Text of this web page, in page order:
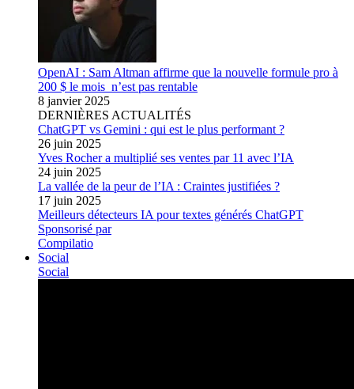
OpenAI : Sam Altman affirme que la nouvelle formule pro à
200 $ le mois n’est pas rentable
8 janvier 2025
DERNIÈRES ACTUALITÉS
ChatGPT vs Gemini : qui est le plus performant ?
26 juin 2025
Yves Rocher a multiplié ses ventes par 11 avec l’IA
24 juin 2025
La vallée de la peur de l’IA : Craintes justifiées ?
17 juin 2025
Meilleurs détecteurs IA pour textes générés ChatGPT
Sponsorisé par
Compilatio
Social
Social